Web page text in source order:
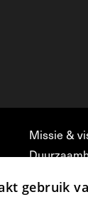
Missie &
gebruik